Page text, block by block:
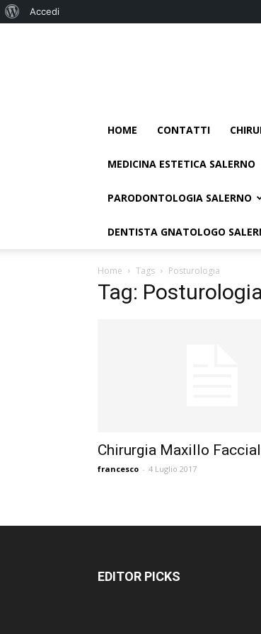
HOME CONTATTI
MEDICINA ESTETICA SALERNO
PARODONTOLOGIA SALERNO
DENTISTA GNATOLOGO
Home Tags Posturologia
Tag:
Chirurgia Maxillo
francesco - 4 Luglio 2017
EDITOR PICKS
Informazioni
Accedi